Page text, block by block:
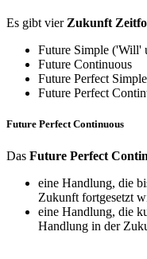
Es gibt vier Zukunft
Future Simple ('Will'
Future Continuous
Future Perfect Simple
Future Perfect
Future Perfect Continuous
Das Future Perfect
eine Handlung, die
Zukunft fortgesetzt
eine Handlung, die
Handlung in der